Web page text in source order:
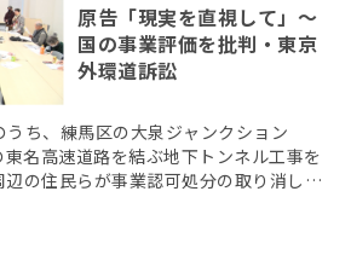
原告「現実を直視して」〜
国の事業評価を批判・東京
外環道訴訟
ち、練馬区の大泉ジャンクション
東名高速道路を結ぶ地下トンネル工事を
の住民らが事業認可処分の取り消しを
回口頭弁論が１７日、東京地方裁判